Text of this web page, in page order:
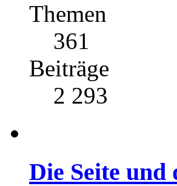
Themen
361
Beiträge
2 293
Die Seite und